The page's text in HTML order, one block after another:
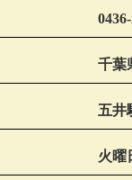
千葉
五井
火曜